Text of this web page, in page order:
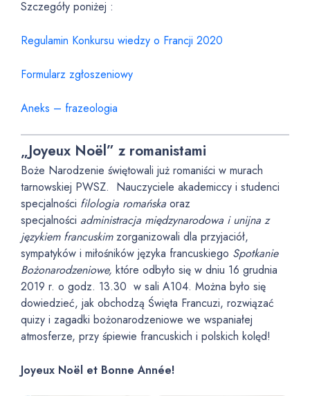
Szczegóły poniżej :
Regulamin Konkursu wiedzy o Francji 2020
Formularz zgłoszeniowy
Aneks – frazeologia
„Joyeux Noël” z romanistami
Boże Narodzenie świętowali już romaniści w murach
tarnowskiej PWSZ. Nauczyciele akademiccy i studenci
specjalności filologia romańska oraz
specjalności administracja międzynarodowa i unijna z
językiem francuskimzorganizowali dla przyjaciół,
sympatyków i miłośników języka francuskiego Spotkanie
Bożonarodzeniowe, które odbyło się w dniu 16 grudnia
2019 r. o godz. 13.30 w sali A104. Można było się
dowiedzieć, jak obchodzą Święta Francuzi, rozwiązać
quizy i zagadki bożonarodzeniowe we wspaniałej
atmosferze, przy śpiewie francuskich i polskich kolęd!
Joyeux Noël et Bonne Année!